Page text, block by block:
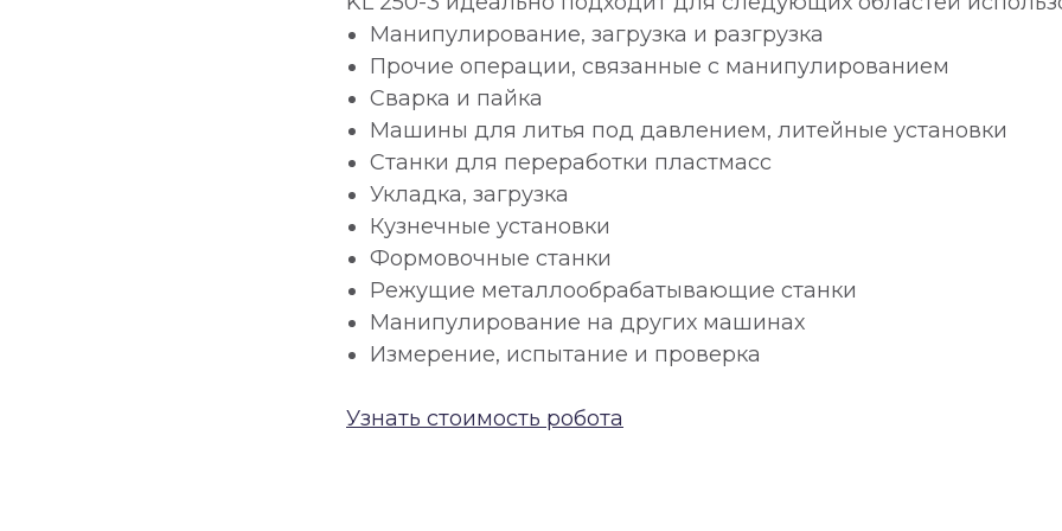
Манипулирование, загрузка и разгрузка
Прочие операции, связанные с манипулированием
Сварка и пайка
Машины для литья под давлением, литейные установки
Станки для переработки пластмасс
Укладка, загрузка
Кузнечные установки
Формовочные станки
Режущие металлообрабатывающие станки
Манипулирование на других машинах
Измерение, испытание и проверка
Узнать стоимость робота